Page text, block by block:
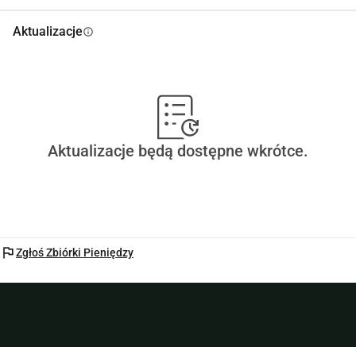
Aktualizacjeinfo
Aktualizacje będą dostępne wkrótce.
flagZgłoś Zbiórki Pieniędzy